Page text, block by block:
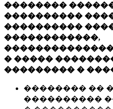
��������
����������
����������
������������,
� �����
��������� �
�������� ��
����������